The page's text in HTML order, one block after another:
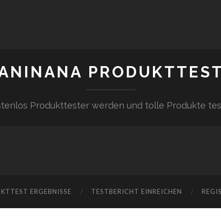
Produkttester werden und tolle Produkte
ERGEBNISSE TESTBERICHT EINREICHEN